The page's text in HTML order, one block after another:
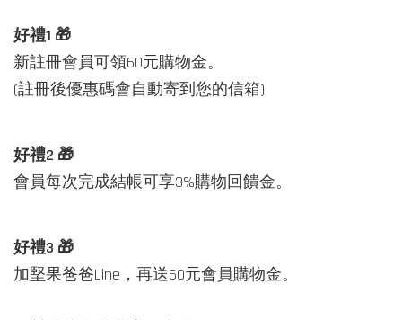
好禮1 🎁⁣
新註冊會員可領60元購物金。⁣
(註冊後優惠碼會自動寄到您的信箱)⁣
好禮2 🎁⁣
會員每次完成結帳可享3%購物回饋金。⁣
好禮3 🎁⁣
加堅果爸爸Line，再送60元會員購物金。⁣